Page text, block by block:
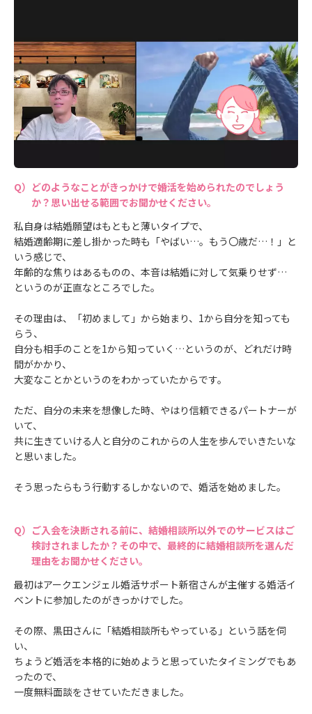
どのようなことがきっかけで婚活を始められたのでしょう
か？思い出せる範囲でお聞かせください。
私自身は結婚願望はもともと薄いタイプで、
結婚適齢期に差し掛かった時も「やばい…。もう〇歳だ…！」と
いう感じで、
年齢的な焦りはあるものの、本音は結婚に対して気乗りせず…
というのが正直なところでした。
その理由は、「初めまして」から始まり、1から自分を知っても
らう、
自分も相手のことを1から知っていく…というのが、どれだけ時
間がかかり、
大変なことかというのをわかっていたからです。
ただ、自分の未来を想像した時、やはり信頼できるパートナーが
いて、
共に生きていける人と自分のこれからの人生を歩んでいきたいな
と思いました。
そう思ったらもう行動するしかないので、婚活を始めました。
ご入会を決断される前に、結婚相談所以外でのサービスはご
検討されましたか？その中で、最終的に結婚相談所を選んだ
理由をお聞かせください。
最初はアークエンジェル婚活サポート新宿さんが主催する婚活イ
ベントに参加したのがきっかけでした。
その際、黒田さんに「結婚相談所もやっている」という話を伺
い、
ちょうど婚活を本格的に始めようと思っていたタイミングでもあ
ったので、
一度無料面談をさせていただきました。